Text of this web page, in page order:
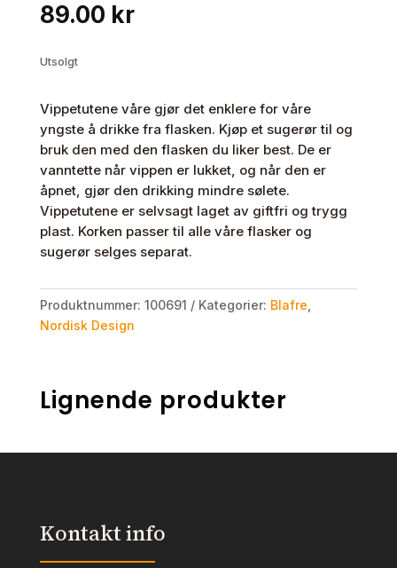
89.00 kr
Utsolgt
Vippetutene våre gjør det enklere for våre
yngste å drikke fra flasken. Kjøp et sugerør til og
bruk den med den flasken du liker best. De er
vanntette når vippen er lukket, og når den er
åpnet, gjør den drikking mindre sølete.
Vippetutene er selvsagt laget av giftfri og trygg
plast. Korken passer til alle våre flasker og
sugerør selges separat.
Produktnummer: 100691 Kategorier: Blafre
Nordisk Design
Lignende produkter
Kontakt info